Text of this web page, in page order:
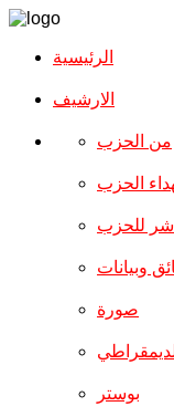
الرئيسية
الارشیف
من الحزب
الحزب
للحزب
وبيانات
صورة
بوستر